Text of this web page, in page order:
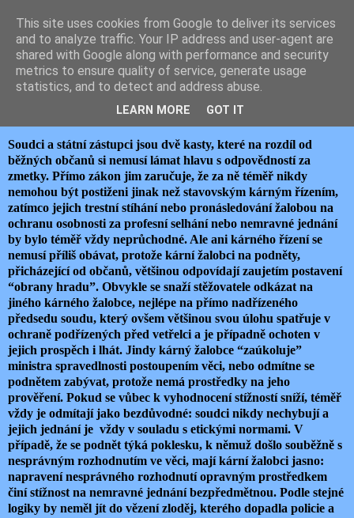
JEMELIK ZDENĚK
pondělí 15. srpna 2016
SOUDCOVSKÉ VOLNÉ MRAVY
Soudci a státní zástupci jsou dvě kasty, které na rozdíl od
běžných občanů si nemusí lámat hlavu s odpovědností za
zmetky. Přímo zákon jim zaručuje, že za ně téměř nikdy
nemohou být postiženi jinak než stavovským kárným řízením,
zatímco jejich trestní stíhání nebo pronásledování žalobou na
ochranu osobnosti za profesní selhání nebo nemravné jednání
by bylo téměř vždy neprůchodné. Ale ani kárného řízení se
nemusí příliš obávat, protože kární žalobci na podněty,
přicházející od občanů, většinou odpovídají zaujetím postavení
“obrany hradu”. Obvykle se snaží stěžovatele odkázat na
jiného kárného žalobce, nejlépe na přímo nadřízeného
předsedu soudu, který ovšem většinou svou úlohu spatřuje v
ochraně podřízených před vetřelci a je případně ochoten v
jejich prospěch i lhát. Jindy kárný žalobce “zaúkoluje”
ministra spravedlnosti postoupením věci, nebo odmítne se
podnětem zabývat, protože nemá prostředky na jeho
prověření. Pokud se vůbec k vyhodnocení stížností sníží, téměř
vždy je odmítají jako bezdůvodné: soudci nikdy nechybují a
jejich jednání je vždy v souladu s etickými normami. V
případě, že se podnět týká poklesku, k němuž došlo souběžně s
nesprávným rozhodnutím ve věci, mají kární žalobci jasno:
napravení nesprávného rozhodnutí opravným prostředkem
činí stížnost na nemravné jednání bezpředmětnou. Podle stejné
logiky by neměl jít do vězení zloděj, kterého dopadla policie a
This site uses cookies from Google to deliver its services
and to analyze traffic. Your IP address and user-agent are
shared with Google along with performance and security
metrics to ensure quality of service, generate usage
statistics, and to detect and address abuse.
LEARN MORE GOT IT